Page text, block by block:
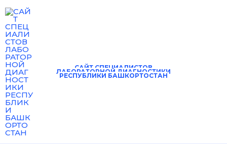
Перейти
содержимому
САЙТ СПЕЦИАЛИСТОВ
ЛАБОРАТОРНОЙ ДИАГНОСТИКИ
РЕСПУБЛИКИ БАШКОРТОСТАН